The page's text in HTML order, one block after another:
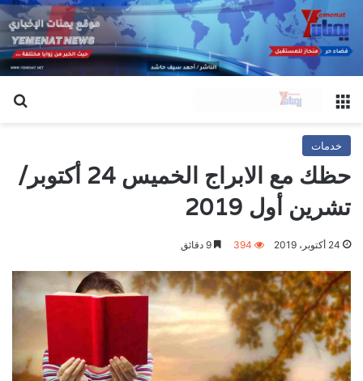
القائمة
خدمات
حظك مع الابراج الخميس 24 أكتوبر/
تشرين أول 2019
24 أكتوبر، 2019 394